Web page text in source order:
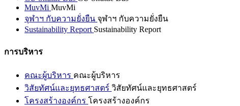
MuvMi MuvMi
จุฬาฯ กับความยั่งยืน จุฬาฯ กับความยั่งยืน
Sustainability Report Sustainability Report
การบริหาร
คณะผู้บริหาร คณะผู้บริหาร
วิสัยทัศน์และยุทธศาสตร์ วิสัยทัศน์และยุทธศาสตร์
โครงสร้างองค์กร โครงสร้างองค์กร